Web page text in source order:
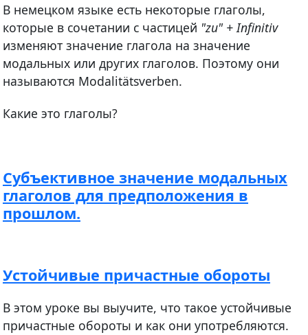
В немецком языке есть некоторые глаголы,
которые в сочетании с частицей "zu" + Infinitiv
изменяют значение глагола на значение
модальных или других глаголов. Поэтому они
называются Modalitätsverben.
Какие это глаголы?
Cубъективное значение модальных
глаголов для предположения в
прошлом.
Устойчивые причастные обороты
В этом уроке вы выучите, что такое устойчивые
причастные обороты и как они употребляются.